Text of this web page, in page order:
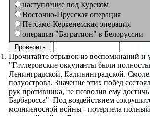
наступление под Курском
Восточно-Прусская операция
Петсамо-Керкенесская операция
операция "Багратион" в Белоруссии
Прочитайте отрывок из воспоминаний и
"Гитлеровские оккупанты были
Ленинградской, Калининградской,
полуострова. Значение этих побед
рук противника, не позволив ему
Барбаросса". Под воздействием
молниеносной войны - потерпела полный